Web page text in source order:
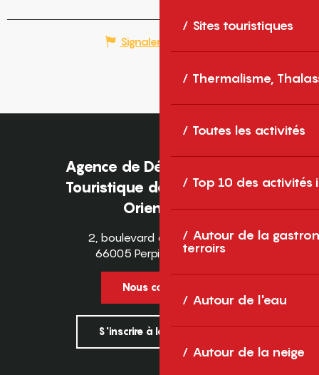
Sites touristiques
Thermalisme,
Toutes les activités
Top 10 des activités
Autour de la
terroirs
Autour de l'eau
Autour de la neige
Signaler une erreur
Agence de Développement
Touristique des Pyrénées-
Orientales
2, boulevard des Pyrénées
66005 Perpignan Cedex
Nous contacter
S'inscrire à la newsletter